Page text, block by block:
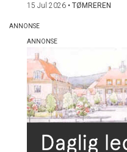
15 Jul 2026 • TØMREREN